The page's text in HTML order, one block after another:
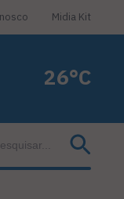
Midia Kit
26°C